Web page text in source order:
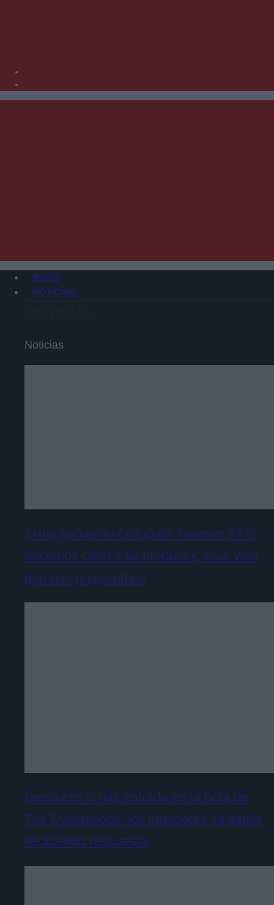
INICIO
NOTICIAS
Noticias
¿Hay ganas de Octopath Traveler 3? Si
hacemos caso a su productor, más vale
que nos preparemos
Descubre si has entrado en la beta de
The Duskbloods: los jugadores ya están
recibiendo respuesta